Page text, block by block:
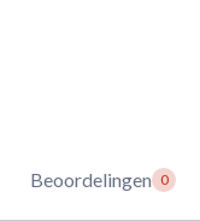
Beoordelingen 0